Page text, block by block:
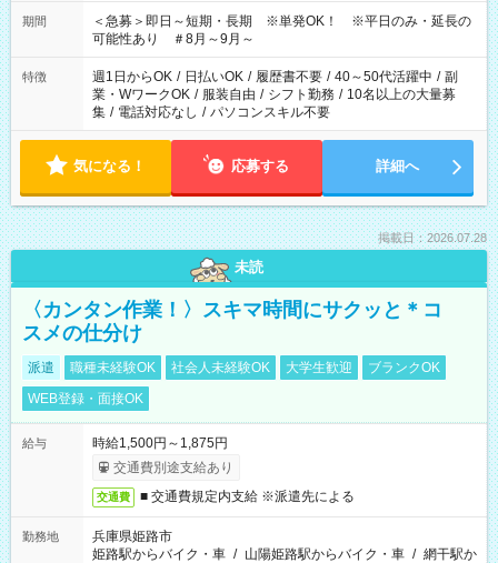
期間
＜急募＞即日～短期・長期 ※単発OK！ ※平日のみ・延長の
可能性あり ＃8月～9月～
特徴 週1日からOK / 日払いOK / 履歴書不要 / 40～50代活躍中 / 副
業・WワークOK / 服装自由 / シフト勤務 / 10名以上の大量募
集 / 電話対応なし / パソコンスキル不要
気になる！ 応募する 詳細へ
掲載日：2026.07.28
未読
〈カンタン作業！〉スキマ時間にサクッと＊コ
スメの仕分け
派遣 職種未経験OK 社会人未経験OK 大学生歓迎
ブランクOK
WEB登録・面接OK
給与
時給1,500円～1,875円
交通費別途支給あり
交通費 ■ 交通費規定内支給 ※派遣先による
勤務地
兵庫県姫路市
姫路駅からバイク・車 / 山陽姫路駅からバイク・車 / 網干駅か